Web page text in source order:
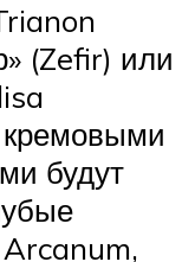
(Zefir) или
будут